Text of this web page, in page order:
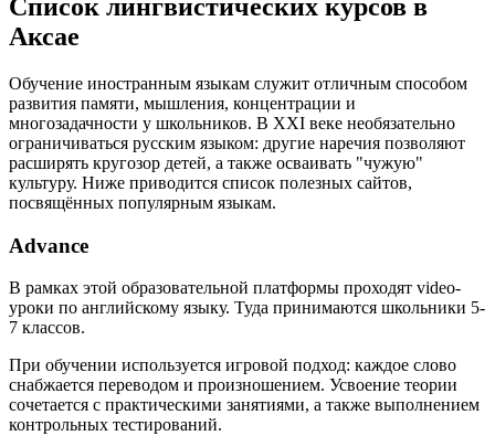
Список лингвистических курсов в
Аксае
Обучение иностранным языкам служит отличным способом
развития памяти, мышления, концентрации и
многозадачности у школьников. В XXI веке необязательно
ограничиваться русским языком: другие наречия позволяют
расширять кругозор детей, а также осваивать "чужую"
культуру. Ниже приводится список полезных сайтов,
посвящённых популярным языкам.
Advance
В рамках этой образовательной платформы проходят video-
уроки по английскому языку. Туда принимаются школьники 5-
7 классов.
При обучении используется игровой подход: каждое слово
снабжается переводом и произношением. Усвоение теории
сочетается с практическими занятиями, а также выполнением
контрольных тестирований.